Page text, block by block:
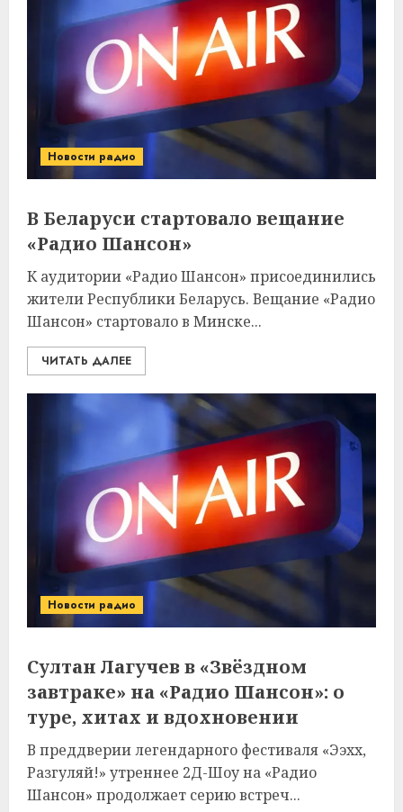
Новости радио
В Беларуси стартовало вещание
«Радио Шансон»
К аудитории «Радио Шансон» присоединились
жители Республики Беларусь. Вещание «Радио
Шансон» стартовало в Минске...
ЧИТАТЬ ДАЛЕЕ
Новости радио
Султан Лагучев в «Звёздном
завтраке» на «Радио Шансон»: о
туре, хитах и вдохновении
В преддверии легендарного фестиваля «Ээхх,
Разгуляй!» утреннее 2Д-Шоу на «Радио
Шансон» продолжает серию встреч...